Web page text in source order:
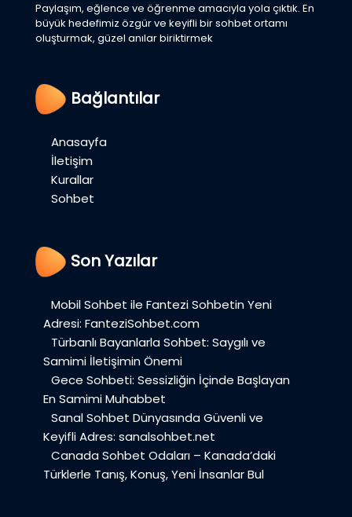
Paylaşım, eğlence ve öğrenme amacıyla yola çıktık. En
büyük hedefimiz özgür ve keyifli bir sohbet ortamı
oluşturmak, güzel anılar biriktirmek
Bağlantılar
Anasayfa
İletişim
Kurallar
Sohbet
Son Yazılar
Mobil Sohbet ile Fantezi Sohbetin Yeni
Adresi: FanteziSohbet.com
Türbanlı Bayanlarla Sohbet: Saygılı ve
Samimi İletişimin Önemi
Gece Sohbeti: Sessizliğin İçinde Başlayan
En Samimi Muhabbet
Sanal Sohbet Dünyasında Güvenli ve
Keyifli Adres: sanalsohbet.net
Canada Sohbet Odaları – Kanada’daki
Türklerle Tanış, Konuş, Yeni İnsanlar Bul